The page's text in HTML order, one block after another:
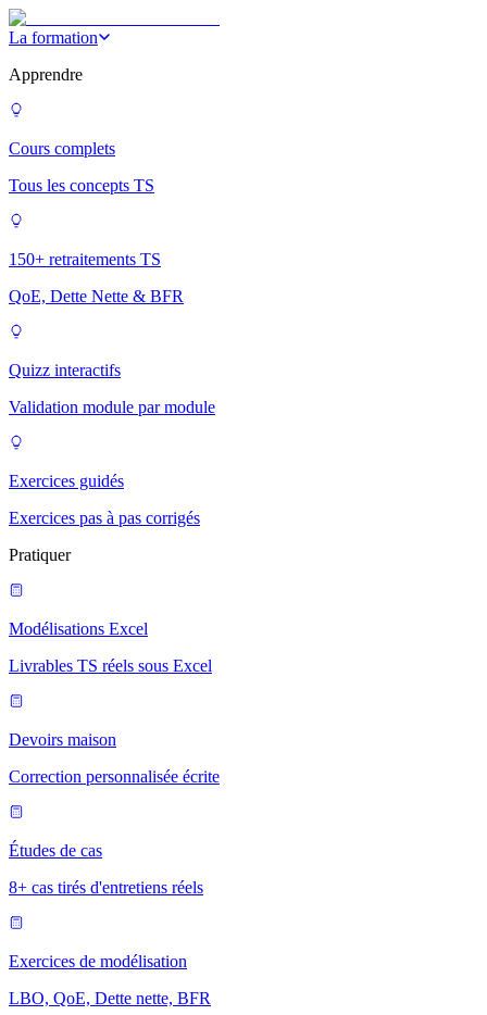
La formation
Apprendre
Cours complets
Tous les concepts TS
150+ retraitements TS
QoE, Dette Nette & BFR
Quizz interactifs
Validation module par module
Exercices guidés
Exercices pas à pas corrigés
Pratiquer
Modélisations Excel
Livrables TS réels sous Excel
Devoirs maison
Correction personnalisée écrite
Études de cas
8+ cas tirés d'entretiens réels
Exercices de modélisation
LBO, QoE, Dette nette, BFR